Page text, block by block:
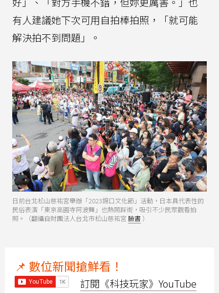
有人建議她下次可用自拍棒拍照，「就可能
解決拍不到問題」。
日前台北松山慈祐宮舉辦「2023錫口文化節」活動，日本具代表性的
民俗表演「東京高圓寺阿波舞」也熱鬧踩街，吸引不少民眾觀看拍
照。（翻攝自財團法人台北市松山慈祐宮 臉書 ）
📌 數位新聞搶鮮看！
訂閱《科技玩家》YouTube